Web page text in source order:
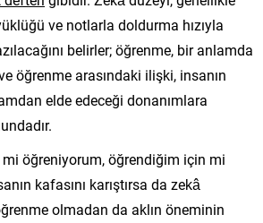
ve notlarla doldurma hızıyla
belirler; öğrenme, bir anlamda
öğrenme arasındaki ilişki, insanın
elde edeceği donanımlara
öğreniyorum, öğrendiğim için mi
kafasını karıştırsa da zekâ
olmadan da aklın öneminin